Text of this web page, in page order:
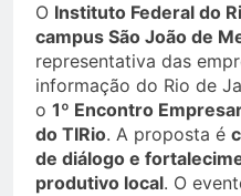
O Instituto Federal do
campus São João de
representativa das
informação do Rio de
o 1º Encontro
do TIRio. A proposta é
de diálogo e
produtivo local. O